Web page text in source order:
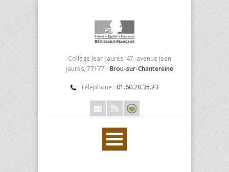
Collège Jean Jaurès, 47, avenue Jean
Jaurès, 77177 -Brou-sur-Chantereine
Téléphone : 01.60.20.35.23